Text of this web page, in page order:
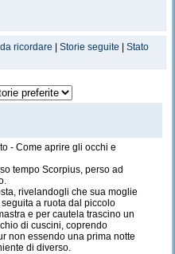
ricordare Storie seguite
Stato
- Come aprire gli occhi e
tempo Scorpius, perso ad
rivelandogli che sua moglie
a ruota dal piccolo
e per cautela trascino un
di cuscini, coprendo
non essendo una prima notte
di diverso.